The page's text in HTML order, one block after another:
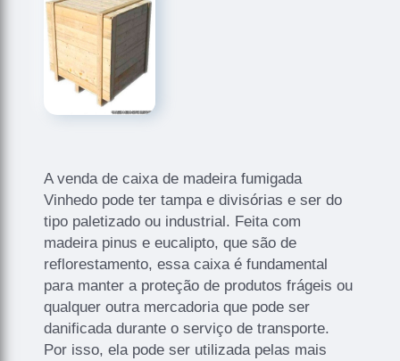
A venda de caixa de madeira fumigada
Vinhedo pode ter tampa e divisórias e ser do
tipo paletizado ou industrial. Feita com
madeira pinus e eucalipto, que são de
reflorestamento, essa caixa é fundamental
para manter a proteção de produtos frágeis ou
qualquer outra mercadoria que pode ser
danificada durante o serviço de transporte.
Por isso, ela pode ser utilizada pelas mais